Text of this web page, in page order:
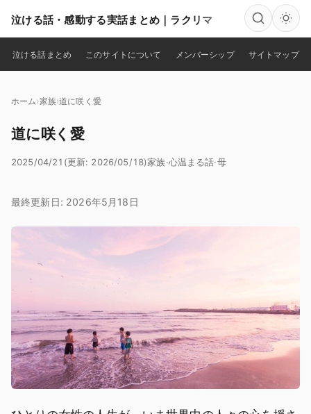
泣ける話・感動する実話まとめ｜ラクリマ
検索
泣ける話まとめ このサイトについて メンバーシップ サイトマップ
ホーム 家族 道に咲く愛
道に咲く愛
2025/04/21 (更新: 2026/05/18)家族·心温まる話·母
最終更新日: 2026年5月18日